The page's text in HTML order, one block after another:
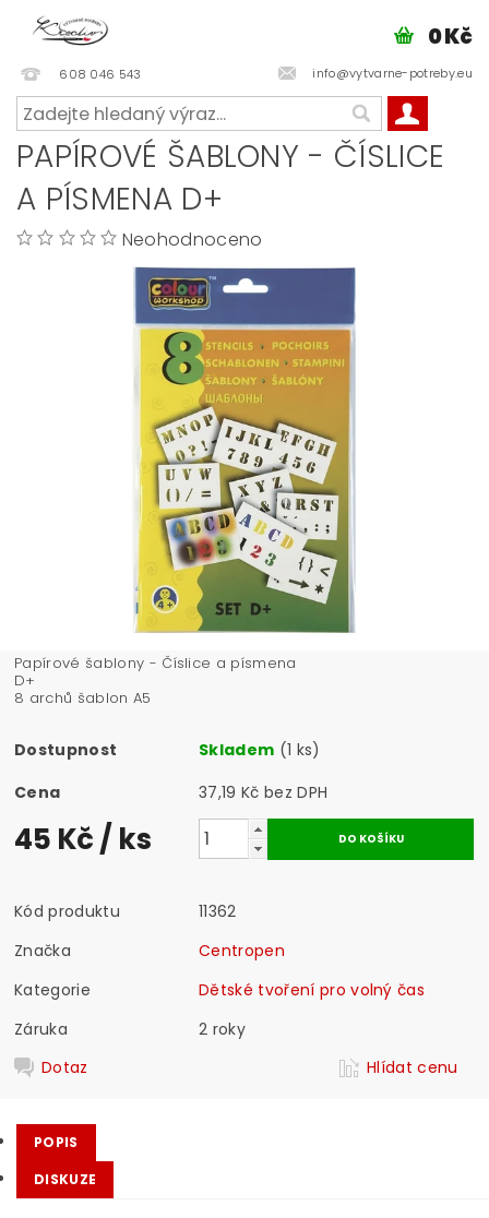
608 046 543 info@vytvarne-potreby.eu
0 Kč
PAPÍROVÉ ŠABLONY - ČÍSLICE
A PÍSMENA D+
Neohodnoceno
Papírové šablony - Číslice a písmena
8 archů šablon A5
Dostupnost Skladem (1 ks)
Cena
37,19 Kč bez DPH
45 Kč/ ks
Kód produktu
11362
Značka
Centropen
Kategorie
Dětské tvoření pro volný čas
Záruka
2 roky
Dotaz
Hlídat cenu
POPIS
DISKUZE